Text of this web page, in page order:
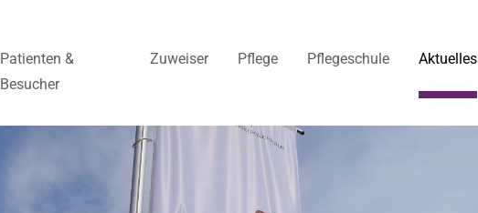
Patienten &
Besucher
Zuweiser Pflege Pflegeschule Aktuelles